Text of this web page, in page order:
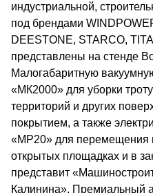
индустриальной,
под брендами
DEESTONE, STARCO,
представлены на стенде
Малогабаритную
«МК2000» для уборки
территорий и других
покрытием, а также
«МР20» для перемещения
открытых площадках и в
представит
Калинина». Премиальный